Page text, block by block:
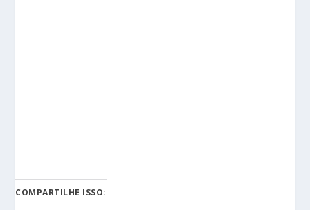
COMPARTILHE ISSO: